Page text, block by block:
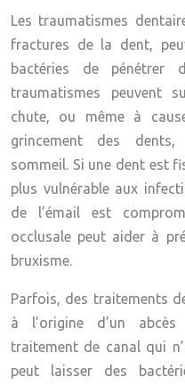
Les traumatismes
fractures de la dent,
bactéries de pénétrer
traumatismes peuvent
chute, ou même à
grincement des dents,
sommeil. Si une dent est
plus vulnérable aux
de l’émail est
occlusale peut aider à
bruxisme.
Parfois, des traitements
à l’origine d’un
traitement de canal qui
peut laisser des